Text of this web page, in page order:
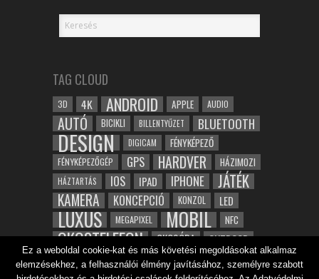
TAG CLOUD
3D 4K ANDROID APPLE AUDIO
AUTÓ BICIKLI BILLENTYŰZET BLUETOOTH
DESIGN DIGICAM FÉNYKÉPEZŐ
FÉNYKÉPEZŐGÉP GPS HARDVER HÁZIMOZI
HÁZTARTÁS IOS IPAD IPHONE JÁTÉK
KAMERA KONCEPCIÓ KONZOL LED
LUXUS MEGAPIXEL MOBIL NFC
OKOSTELEFON OKOSÓRA OUTDOOR
ROBOT SAMSUNG SPORT TABLET
Ez a weboldal cookie-kat és más követési megoldásokat alkalmaz
elemzésekhez, a felhasználói élmény javításához, személyre szabott